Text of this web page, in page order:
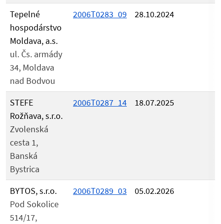
Tepelné
hospodárstvo
Moldava, a.s.
ul. Čs. armády
34, Moldava
nad Bodvou
2006T0283_09 28.10.2024
STEFE
Rožňava, s.r.o.
Zvolenská
cesta 1,
Banská
Bystrica
2006T0287_14 18.07.2025
BYTOS, s.r.o.
Pod Sokolice
514/17,
2006T0289_03 05.02.2026